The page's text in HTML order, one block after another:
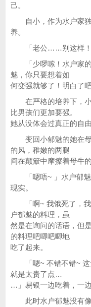
己。
自小，作为水户家独
养。
「老公……别这样！
「少啰嗦！水户家的
魅，你只要想着如
何变强就够了！明白了吧
在严格的培养下，小
比男孩们更加要强。
她从没体会过真正的自
变回小郁魅的她在母
的风，稚嫩的两腿
间在颠簸中摩擦着母牛
「嗯唔~ 」水户郁魅
现实。
「啊~ 我饿死了，我
户郁魅的料理，虽
然是在询问的话语，但
的料理吧唧吧唧地
吃了起来。
「嗯~ 不错不错~ 这
就是太贵了点…
…」易银一边吃着，一
此时水户郁魅没有像